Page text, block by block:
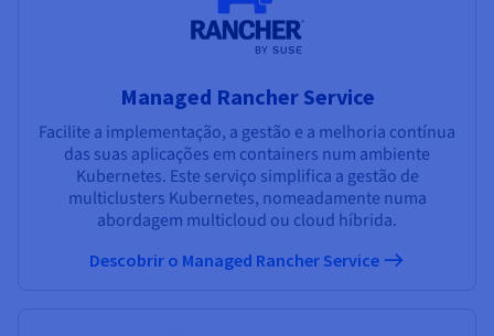
Managed Rancher Service
Facilite a implementação, a gestão e a melhoria contínua
das suas aplicações em containers num ambiente
Kubernetes. Este serviço simplifica a gestão de
multiclusters Kubernetes, nomeadamente numa
abordagem multicloud ou cloud híbrida.
Descobrir o Managed Rancher Service